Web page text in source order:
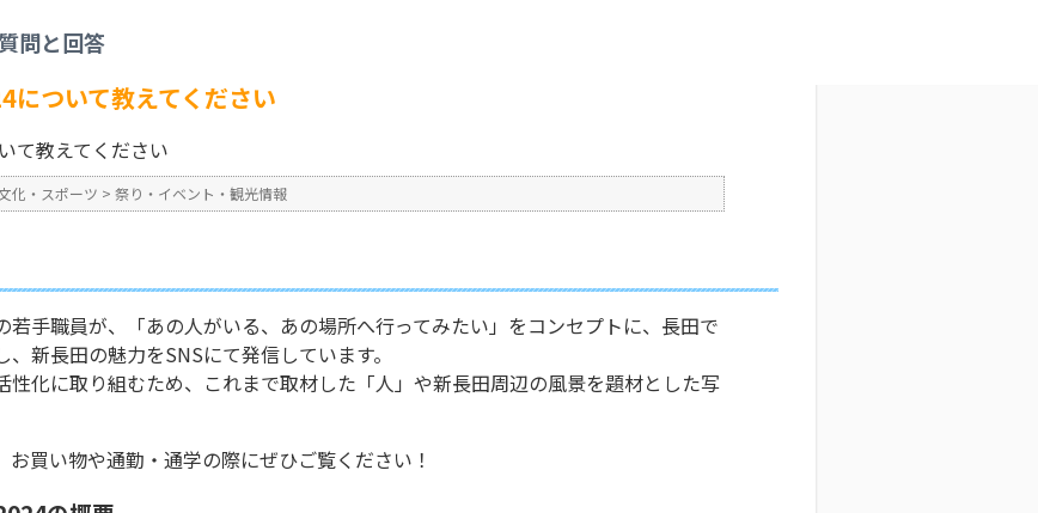
問と回答
について教えてください
て教えてください
化・スポーツ > 祭り・イベント・観光情報
若手職員が、「あの人がいる、あの場所へ行ってみたい」をコンセプトに、長田で
新長田の魅力をSNSにて発信しています。
性化に取り組むため、これまで取材した「人」や新長田周辺の風景を題材とした写
買い物や通勤・通学の際にぜひご覧ください！